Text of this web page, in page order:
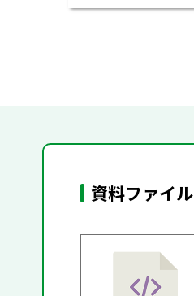
資料ファイル